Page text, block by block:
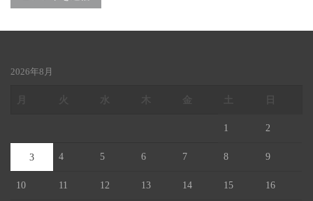
2026年8月
1 2
3 4 5 6 7 8 9
10 11 12 13 14 15 16